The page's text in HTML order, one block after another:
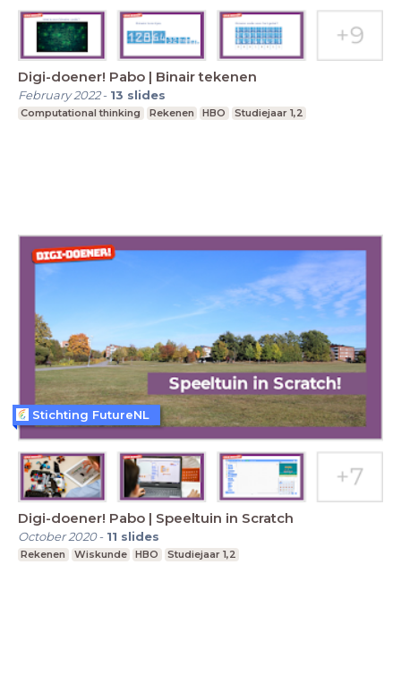
Digi-doener! Pabo | Binair tekenen
February 2022- 13 slides
Computational thinking Rekenen HBO Studiejaar 1,2
Digi-doener! Pabo | Speeltuin in Scratch
October 2020- 11 slides
Rekenen Wiskunde HBO Studiejaar 1,2
Stichting FutureNL